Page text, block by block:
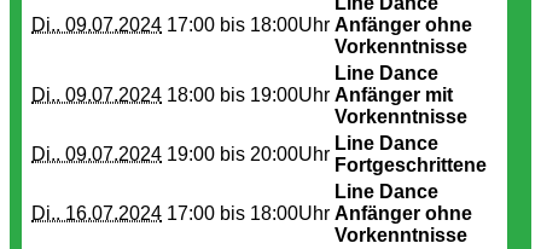
Di.. 09.07.2024 17:00 bis 18:00Uhr Anfänger ohne
Vorkenntnisse
Di.. 09.07.2024 18:00 bis 19:00Uhr
Line Dance
Anfänger mit
Vorkenntnisse
Di.. 09.07.2024 19:00 bis 20:00Uhr
Line Dance
Fortgeschrittene
Di.. 16.07.2024 17:00 bis 18:00Uhr
Line Dance
Anfänger ohne
Vorkenntnisse